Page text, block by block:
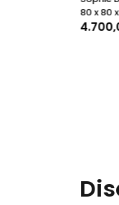
80 x 80